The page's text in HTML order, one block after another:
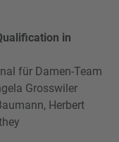
in
für Damen-Team
Grosswiler
Herbert